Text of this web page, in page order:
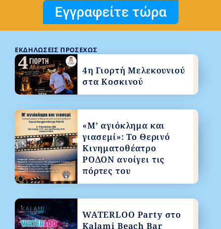
Εγγραφείτε τώρα
ΕΚΔΗΛΏΣΕΙΣ ΠΡΟΣΕΧΏΣ
4η Γιορτή Μελεκουνιού
στα Κοσκινού
«Μ’ αγιόκλημα και
γιασεμί»: Το Θερινό
Κινηματοθέατρο
ΡΟΔΟΝ ανοίγει τις
πόρτες του
WATERLOO Party στο
Kalami Beach Bar